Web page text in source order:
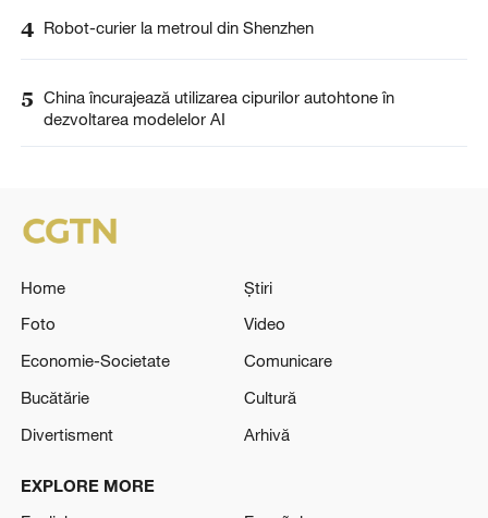
4 Robot-curier la metroul din Shenzhen
5 China încurajează utilizarea cipurilor autohtone în
dezvoltarea modelelor AI
Home
Știri
Foto
Video
Economie-Societate
Comunicare
Bucătărie
Cultură
Divertisment
Arhivă
EXPLORE MORE